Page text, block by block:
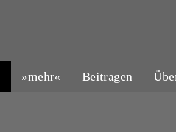
»mehr« Beitragen